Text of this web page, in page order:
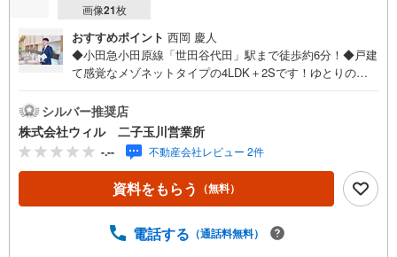
画像21枚
おすすめポイント 西岡 慶人
◆小田急小田原線「世田谷代田」駅まで徒歩約6分！◆戸建
て感覚なメゾネットタイプの4LDK＋2Sです！ゆとりのあ
階に大きな荷物の収納や居室としても可能な納戸有り！◆1
階リビングに隣接する和室は客室やご家族の憩いの場とし
ても利用可能。◆1階と2＋3階に、キッチン・バス・トイレ
が設けられ、2世帯住宅としてもご利用が可能。水回りはリ
フォーム歴もありお綺麗にお使いです。◆2箇所のバルコニ
ーの他、3階にはテラス付き！◆「山崎小学校」まで徒歩約
～19:00】上記時間はお電話が繋がりやすくなっておりま
シルバー推奨店
株式会社ウィル 二子玉川営業所
-.-- 不動産会社レビュー 2件
資料をもらう （無料）
電話する （通話料無料）